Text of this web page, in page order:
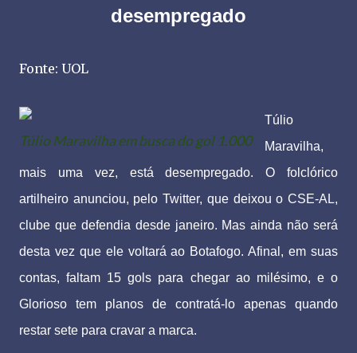
desempregado
Fonte: UOL
Túlio Maravilha em busca do gol 1.000
Túlio
Maravilha,
mais uma vez, está desempregado. O folclórico
artilheiro anunciou, pelo Twitter, que deixou o CSE-AL,
clube que defendia desde janeiro. Mas ainda não será
desta vez que ele voltará ao Botafogo. Afinal, em suas
contas, faltam 15 gols para chegar ao milésimo, e o
Glorioso tem planos de contratá-lo apenas quando
restar sete para cravar a marca.